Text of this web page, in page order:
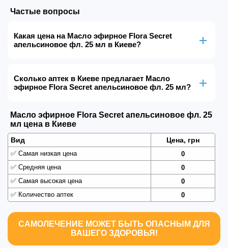
Частые вопросы
Какая цена на Масло эфирное Flora Secret
апельсиновое фл. 25 мл в Киеве?
Сколько аптек в Киеве предлагает Масло
эфирное Flora Secret апельсиновое фл. 25 мл?
Масло эфирное Flora Secret апельсиновое фл. 25
мл цена в Киеве
Вид Цена, грн
✅ Самая низкая цена
0
✅ Средняя цена
0
✅ Самая высокая цена
0
✅ Количество аптек 0
САМОЛЕЧЕНИЕ МОЖЕТ БЫТЬ ОПАСНЫМ ДЛЯ
ВАШЕГО ЗДОРОВЬЯ!